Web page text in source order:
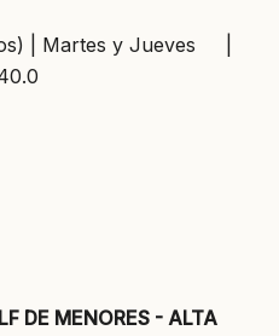
| Martes y Jueves |
DE MENORES - ALTA